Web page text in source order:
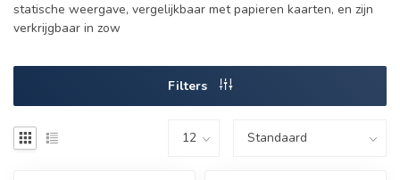
statische weergave, vergelijkbaar met papieren kaarten, en zijn
verkrijgbaar in zow
Filters